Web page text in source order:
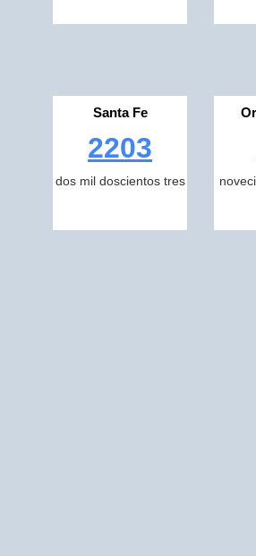
Santa Fe
2203
dos mil doscientos tres